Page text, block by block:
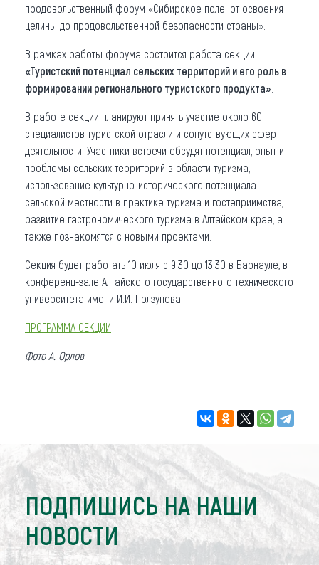
продовольственный форум «Сибирское поле: от освоения
целины до продовольственной безопасности страны».
В рамках работы форума состоится работа секции
«Туристский потенциал сельских территорий и его роль в
формировании регионального туристского продукта»
В работе секции планируют принять участие около 60
специалистов туристской отрасли и сопутствующих сфер
деятельности. Участники встречи обсудят потенциал, опыт и
проблемы сельских территорий в области туризма,
использование культурно-исторического потенциала
сельской местности в практике туризма и гостеприимства,
развитие гастрономического туризма в Алтайском крае, а
также познакомятся с новыми проектами.
Секция будет работать 10 июля с 9.30 до 13.30 в Барнауле, в
конференц-зале Алтайского государственного технического
университета имени И.И. Ползунова.
ПРОГРАММА СЕКЦИИ
Фото А. Орлов
ПОДПИШИСЬ НА НАШИ
НОВОСТИ